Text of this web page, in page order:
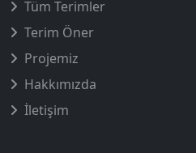
Tüm Terimler
Terim Öner
Projemiz
Hakkımızda
İletişim